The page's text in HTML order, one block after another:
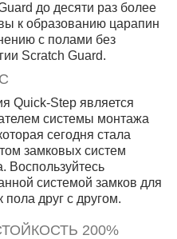
до десяти раз более
к образованию царапин
с полами без
Scratch Guard.
Quick-Step является
системы монтажа
сегодня стала
замковых систем
Воспользуйтесь
системой замков для
пола друг с другом.
200%